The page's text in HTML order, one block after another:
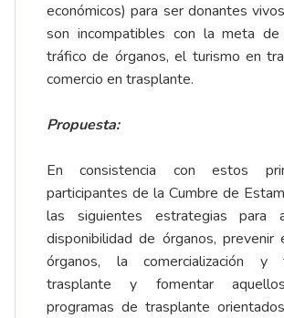
económicos) para ser donantes
son incompatibles con la meta
tráfico de órganos, el turismo en
comercio en trasplante.
Propuesta:
En consistencia con estos
participantes de la Cumbre de
las siguientes estrategias para
disponibilidad de órganos,
órganos, la comercialización y
trasplante y fomentar
programas de trasplante